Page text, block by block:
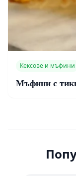
Кексове и мъфини
Мъфини с